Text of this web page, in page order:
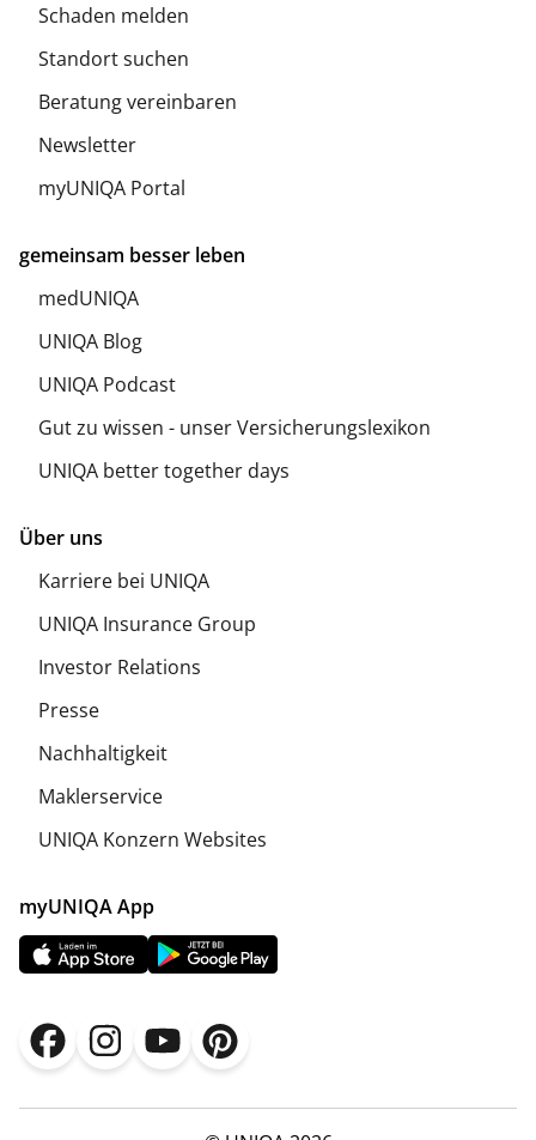
Schaden melden
Standort suchen
Beratung vereinbaren
Newsletter
myUNIQA Portal
gemeinsam besser leben
medUNIQA
UNIQA Blog
UNIQA Podcast
Gut zu wissen - unser Versicherungslexikon
UNIQA better together days
Über uns
Karriere bei UNIQA
UNIQA Insurance Group
Investor Relations
Presse
Nachhaltigkeit
Maklerservice
UNIQA Konzern Websites
myUNIQA App